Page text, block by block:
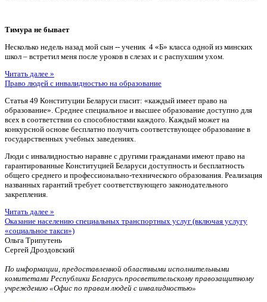
Тимура не бывает
Несколько недель назад мой сын -- ученик 4 «Б» класса одной из минских
школ – встретил меня после уроков в слезах и с распухшим ухом.
Читать далее »
Право людей с инвалидностью на образование
Статья 49 Конституции Беларуси гласит: «каждый имеет право на
образование». Среднее специальное и высшее образование доступно для
всех в соответствии со способностями каждого. Каждый может на
конкурсной основе бесплатно получить соответствующее образование в
государственных учебных заведениях.
Люди с инвалидностью наравне с другими гражданами имеют право на
гарантированные Конституцией Беларуси доступность и бесплатность
общего среднего и профессионально-технического образования. Реализация
названных гарантий требует соответствующего законодательного
закрепления.
Читать далее »
Оказание населению специальных транспортных услуг (включая услугу
«социальное такси»)
Ольга Трипутень
Сергей Дроздовский
По информации, предоставленной областными исполнительными
комитетами Республики Беларусь просветительскому правозащитному
учреждению «Офис по правам людей с инвалидностью»